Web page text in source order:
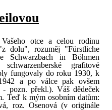
otce a celou rodinu
dolu", rozuměj "Fürstliche
Schwarzbach in Böhmen
grafitové
fungovaly do roku 1930, k
a po válce pak ovšem
- pozn. překl.). Váš dědeček
Teď k mým osobním datům:
roz. Osenová (v originále